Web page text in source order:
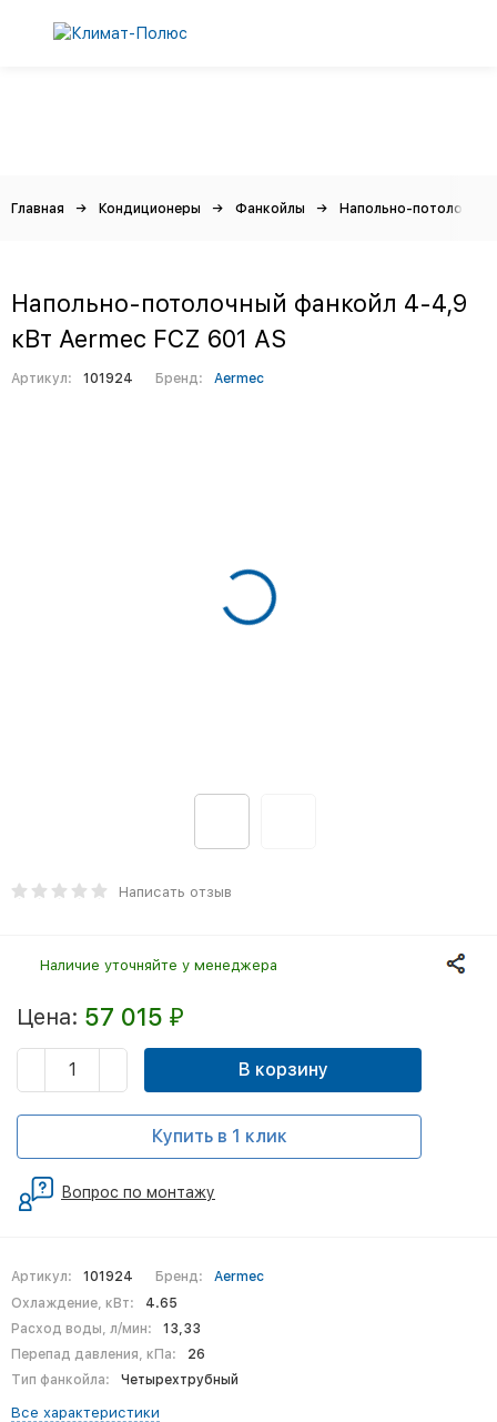
Главная Кондиционеры Фанкойлы Напольно-
Напольно-потолочный фанкойл 4-4,9
кВт Aermec FCZ 601 AS
Артикул: 101924 Бренд: Aermec
Написать отзыв
Артикул: 101924 Бренд:
Aermec
Охлаждение, кВт:
4.65
Расход воды, л/мин:
13,33
Перепад давления, кПа:
26
Тип фанкойла:
Четырехтрубный
Все характеристики
Наличие уточняйте у менеджера
Цена: 57 015 ₽
В корзину
Купить в 1 клик
Вопрос по монтажу